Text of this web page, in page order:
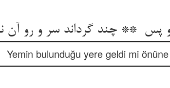
Yemin bulunduğu yere geldi mi önüne